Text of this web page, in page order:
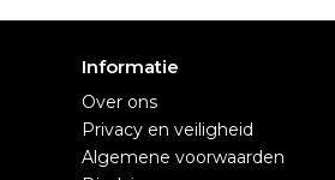
Informatie
Over ons
Privacy en veiligheid
Algemene voorwaarden